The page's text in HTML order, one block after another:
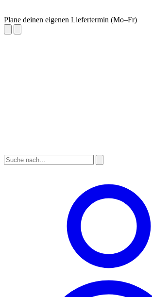
Plane deinen eigenen Liefertermin (Mo–Fr)